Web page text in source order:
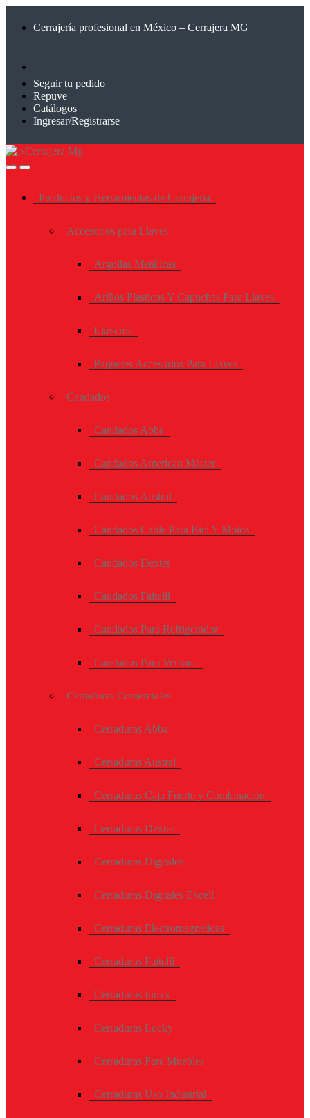
Cerrajería profesional en México – Cerrajera MG
Seguir tu pedido
Repuve
Catálogos
Ingresar/Registrarse
Productos y Herramientas de Cerrajeria
Accesorios para Llaves
Argollas Metálicas
Arillos Plásticos Y Capuchas Para Llaves
Llaveros
Paquetes Accesorios Para Llaves
Candados
Candados Abba
Candados American Máster
Candados Austral
Candados Cable Para Bici Y Motos
Candados Dexter
Candados Faitelli
Candados Para Refrigerador
Candados Para Ventana
Cerraduras Comerciales
Cerraduras Abba
Cerraduras Austral
Cerraduras Caja Fuerte y Combinación
Cerraduras Dexter
Cerraduras Digitales
Cerraduras Digitales Excell
Cerraduras Electromagneticas
Cerraduras Faitelli
Cerraduras Inoxx
Cerraduras Locky
Cerraduras Para Muebles
Cerraduras Uso Industrial